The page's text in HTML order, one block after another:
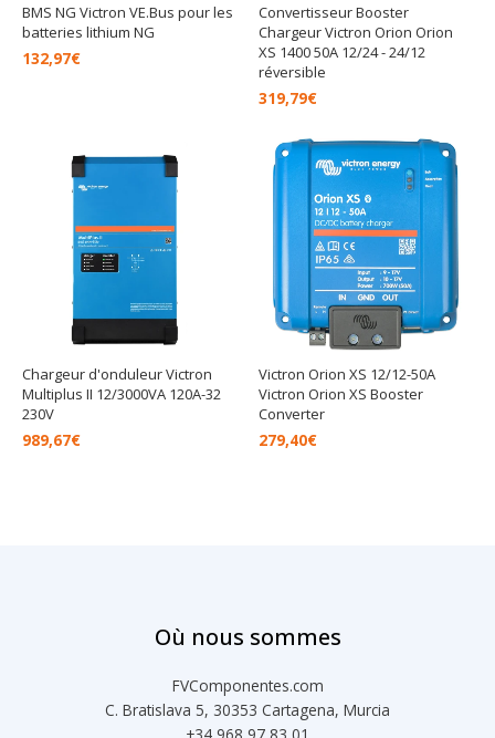
BMS NG Victron VE.Bus pour les
batteries lithium NG
132,97€
Convertisseur Booster
Chargeur Victron Orion Orion
XS 1400 50A 12/24 - 24/12
réversible
319,79€
Chargeur d'onduleur Victron
Multiplus II 12/3000VA 120A-32
230V
989,67€
Victron Orion XS 12/12-50A
Victron Orion XS Booster
Converter
279,40€
Où nous sommes
FVComponentes.com
C. Bratislava 5, 30353 Cartagena, Murcia